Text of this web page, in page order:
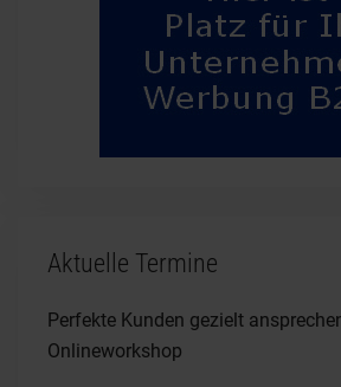
Aktuelle Termine
Perfekte Kunden gezielt
Onlineworkshop